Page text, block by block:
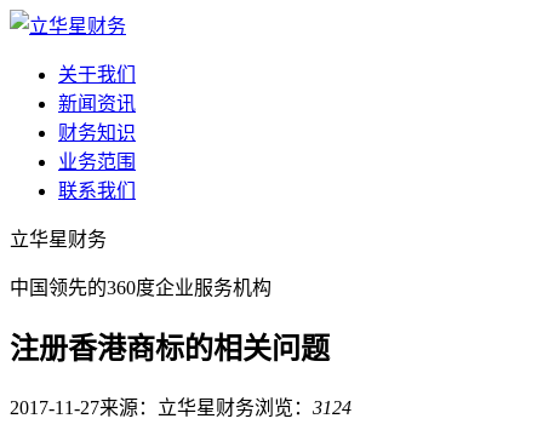
关于我们
新闻资讯
财务知识
业务范围
联系我们
立华星财务
中国领先的360度企业服务机构
注册香港商标的相关问题
2017-11-27来源：立华星财务浏览： 3124